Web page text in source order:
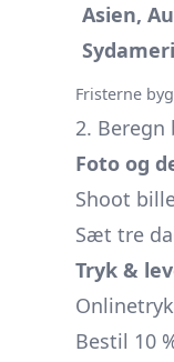
Asien,
Fristerne
2.
Foto og
Shoot
Sæt tre
Tryk &
Bestil 10